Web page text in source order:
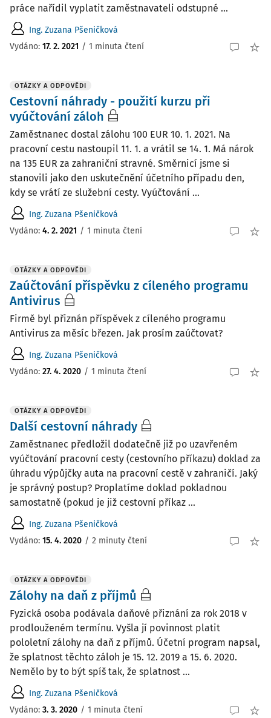
práce nařídil vyplatit zaměstnavateli odstupné ...
Ing. Zuzana Pšeničková
Vydáno: 17. 2. 2021 / 1 minuta čtení
OTÁZKY A ODPOVĚDI
Cestovní náhrady - použití kurzu při
vyúčtování záloh
Zaměstnanec dostal zálohu 100 EUR 10. 1. 2021. Na
pracovní cestu nastoupil 11. 1. a vrátil se 14. 1. Má nárok
na 135 EUR za zahraniční stravné. Směrnicí jsme si
stanovili jako den uskutečnění účetního případu den,
kdy se vrátí ze služební cesty. Vyúčtování ...
Ing. Zuzana Pšeničková
Vydáno: 4. 2. 2021 / 1 minuta čtení
OTÁZKY A ODPOVĚDI
Zaúčtování příspěvku z cíleného programu
Antivirus
Firmě byl přiznán příspěvek z cíleného programu
Antivirus za měsíc březen. Jak prosím zaúčtovat?
Ing. Zuzana Pšeničková
Vydáno: 27. 4. 2020 / 1 minuta čtení
OTÁZKY A ODPOVĚDI
Další cestovní náhrady
Zaměstnanec předložil dodatečně již po uzavřeném
vyúčtování pracovní cesty (cestovního příkazu) doklad za
úhradu výpůjčky auta na pracovní cestě v zahraničí. Jaký
je správný postup? Proplatíme doklad pokladnou
samostatně (pokud je již cestovní příkaz ...
Ing. Zuzana Pšeničková
Vydáno: 15. 4. 2020 / 2 minuty čtení
OTÁZKY A ODPOVĚDI
Zálohy na daň z příjmů
Fyzická osoba podávala daňové přiznání za rok 2018 v
prodlouženém termínu. Vyšla jí povinnost platit
pololetní zálohy na daň z příjmů. Účetní program napsal,
že splatnost těchto záloh je 15. 12. 2019 a 15. 6. 2020.
Nemělo by to být spíš tak, že splatnost ...
Ing. Zuzana Pšeničková
Vydáno: 3. 3. 2020 / 1 minuta čtení